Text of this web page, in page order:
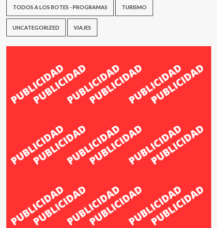
TODOS A LOS BOTES - PROGRAMAS TURISMO
UNCATEGORIZED VIAJES